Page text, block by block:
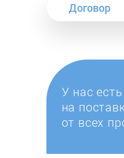
Договор
У нас
на
от всех